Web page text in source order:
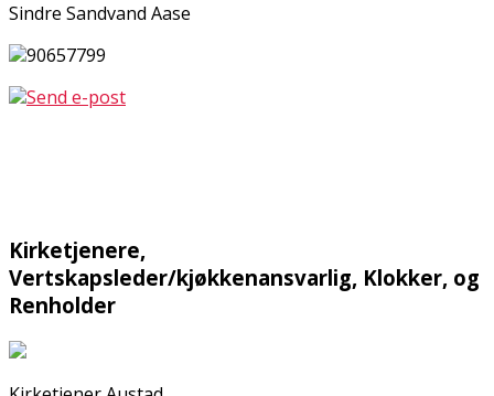
Sindre Sandvand Aase
90657799
Send e-post
Kirketjenere,
Vertskapsleder/kjøkkenansvarlig, Klokker, og
Renholder